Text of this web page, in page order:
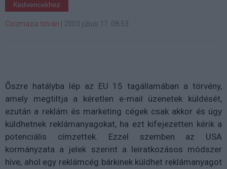
Kedvencekhez
Csizmazia István 2003 július 17. 08:53
Őszre hatályba lép az EU 15 tagállamában a törvény,
amely megtiltja a kéretlen e-mail üzenetek küldését,
ezután a reklám és marketing cégek csak akkor és úgy
küldhetnek reklámanyagokat, ha ezt kifejezetten kérik a
potenciális címzettek. Ezzel szemben az USA
kormányzata a jelek szerint a leiratkozásos módszer
híve, ahol egy reklámcég bárkinek küldhet reklámanyagot